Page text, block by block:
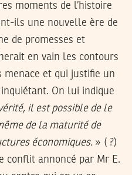
moments de l’histoire
ils une nouvelle ère de
de promesses et
en vain les contours
menace et qui justifie un
On lui indique
il est possible de le
de la maturité de
économiques. » ( ?)
conflit annoncé par Mr E.